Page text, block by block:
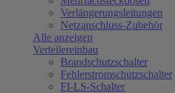
Verlängerungsleitungen
Netzanschluss-Zubehör
Alle anzeigen
Verteilereinbau
Brandschutzschalter
Fehlerstromschutzschalter
FI-LS-Schalter